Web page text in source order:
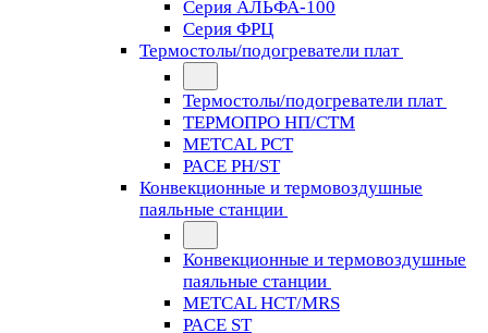
Серия АЛЬФА-100
Серия ФРЦ
Термостолы/подогреватели плат
Термостолы/подогреватели плат
ТЕРМОПРО НП/СТМ
METCAL PCT
PACE PH/ST
Конвекционные и термовоздушные
паяльные станции
Конвекционные и термовоздушные
паяльные станции
METCAL HCT/MRS
PACE ST